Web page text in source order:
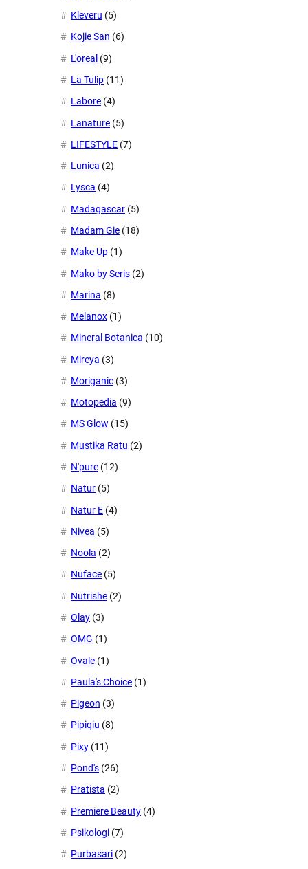
Kleveru (5)
Kojie San (6)
L'oreal (9)
La Tulip (11)
Labore (4)
Lanature (5)
LIFESTYLE (7)
Lunica (2)
Lysca (4)
Madagascar (5)
Madam Gie (18)
Make Up (1)
Mako by Seris (2)
Marina (8)
Melanox (1)
Mineral Botanica (10)
Mireya (3)
Moriganic (3)
Motopedia (9)
MS Glow (15)
Mustika Ratu (2)
N'pure (12)
Natur (5)
Natur E (4)
Nivea (5)
Noola (2)
Nuface (5)
Nutrishe (2)
Olay (3)
OMG (1)
Ovale (1)
Paula's Choice (1)
Pigeon (3)
Pipiqiu (8)
Pixy (11)
Pond's (26)
Pratista (2)
Premiere Beauty (4)
Psikologi (7)
Purbasari (2)